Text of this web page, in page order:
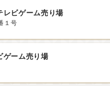
ビゲーム売り場
１号
ーム売り場